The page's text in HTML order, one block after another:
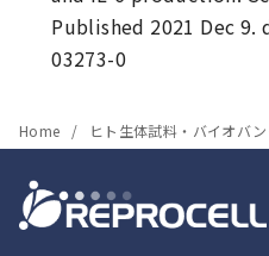
Published 2021 Dec 9.
03273-0
Home ヒト生体試料・バイオバンク